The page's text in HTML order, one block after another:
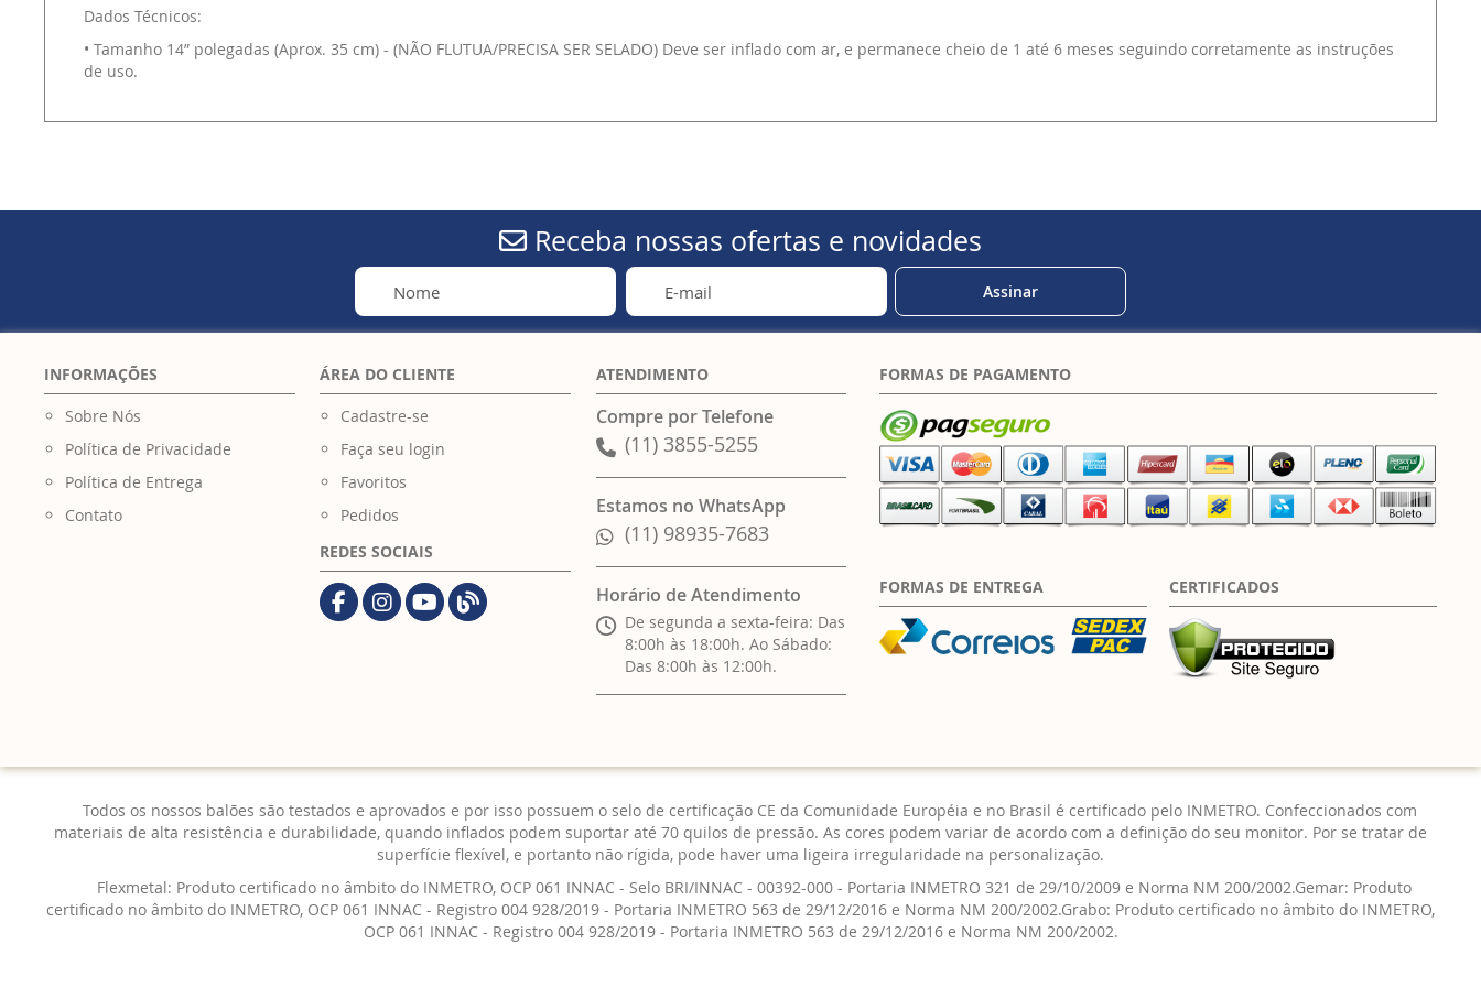
Dados Técnicos:
• Tamanho 14” polegadas (Aprox. 35 cm) - (NÃO FLUTUA/PRECISA SER SELADO) Deve ser inflado com ar, e permanece cheio de 1 até 6 meses seguindo corretamente as instruções
de uso.
Receba nossas ofertas e novidades
Assinar
INFORMAÇÕES
Sobre Nós
Política de Privacidade
Política de Entrega
Contato
ÁREA DO CLIENTE
Cadastre-se
Faça seu login
Favoritos
Pedidos
REDES SOCIAIS
ATENDIMENTO
Compre por Telefone
(11) 3855-5255
Estamos no WhatsApp
(11) 98935-7683
Horário de Atendimento
De segunda a sexta-feira: Das
8:00h às 18:00h. Ao Sábado:
Das 8:00h às 12:00h.
FORMAS DE PAGAMENTO
FORMAS DE ENTREGA CERTIFICADOS
Todos os nossos balões são testados e aprovados e por isso possuem o selo de certificação CE da Comunidade Européia e no Brasil é certificado pelo INMETRO. Confeccionados com
materiais de alta resistência e durabilidade, quando inflados podem suportar até 70 quilos de pressão. As cores podem variar de acordo com a definição do seu monitor. Por se tratar de
superfície flexível, e portanto não rígida, pode haver uma ligeira irregularidade na personalização.
Flexmetal: Produto certificado no âmbito do INMETRO, OCP 061 INNAC - Selo BRI/INNAC - 00392-000 - Portaria INMETRO 321 de 29/10/2009 e Norma NM 200/2002.Gemar: Produto
certificado no âmbito do INMETRO, OCP 061 INNAC - Registro 004 928/2019 - Portaria INMETRO 563 de 29/12/2016 e Norma NM 200/2002.Grabo: Produto certificado no âmbito do INMETRO,
OCP 061 INNAC - Registro 004 928/2019 - Portaria INMETRO 563 de 29/12/2016 e Norma NM 200/2002.